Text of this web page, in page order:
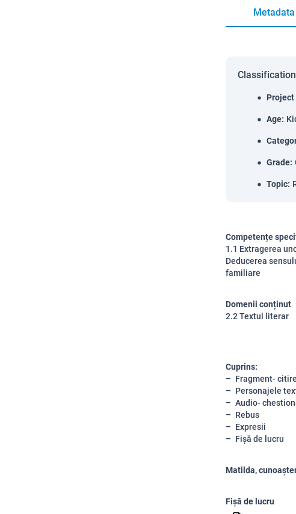
Metadata
Classification
Age:
Grade:
Topic:
Competențe
1.1 Extragerea
Deducerea
familiare
Domenii conținut
2.2 Textul literar
Cuprins:
Fragment- citire
Personajele
Audio-
Rebus
Expresii
Fișă de lucru
Matilda,
Fișă de lucru